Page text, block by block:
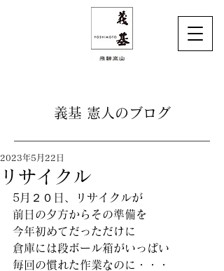
義基 憲人のブログ
リサイクル
2023年5月22日
5月２０日、リサイクルが
前日の夕方からその準備を
今年初めてだっただけに
倉庫には段ボール箱がいっぱい
毎回の慣れた作業なのに・・・